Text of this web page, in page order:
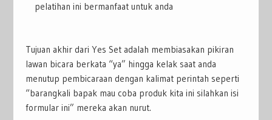
pelatihan ini bermanfaat untuk anda
Tujuan akhir dari Yes Set adalah membiasakan pikiran
lawan bicara berkata “ya” hingga kelak saat anda
menutup pembicaraan dengan kalimat perintah seperti
“barangkali bapak mau coba produk kita ini silahkan isi
formular ini” mereka akan nurut.